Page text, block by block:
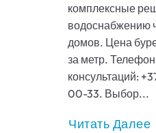
комплексные
водоснабжению
домов. Цена
за метр.
консультаций:
00-33. Выбор...
Читать Далее